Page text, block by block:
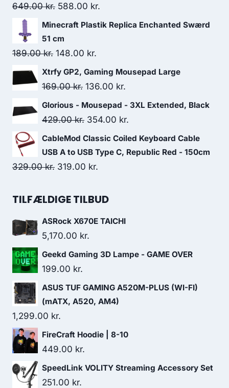
649.00kr. Original
price
was:
649.00 kr..
588.00 kr.
price
Minecraft Plastik Replica Enchanted Swærd
51 cm
189.00kr. Original
price
was:
148.00 kr.
price
is:
Xtrfy GP2, Gaming Mousepad Large
169.00kr. Original
price
was:
136.00 kr.
price
is:
Glorious - Mousepad - 3XL Extended, Black
429.00kr. Original
price
was:
429.00 kr..
354.00 kr.
price
is:
CableMod Classic Coiled Keyboard Cable
USB A to USB Type C, Republic Red - 150cm
329.00kr. Original
was:
319.00 kr.
is:
TILFÆLDIGE TILBUD
ASRock X670E TAICHI
5,170.00 kr.
Geekd Gaming 3D Lampe - GAME OVER
199.00 kr.
ASUS TUF GAMING A520M-PLUS (WI-FI)
(mATX, A520, AM4)
1,299.00 kr.
FireCraft Hoodie | 8-10
449.00 kr.
SpeedLink VOLITY Streaming Accessory Set
251.00 kr.